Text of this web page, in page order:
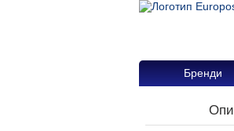
Бренди